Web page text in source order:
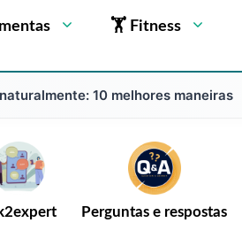
🏋 Fitness
10 melhores maneiras
Perguntas e respostas